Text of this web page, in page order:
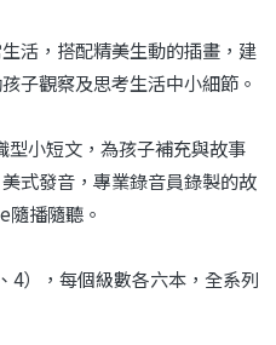
活，搭配精美生動的插畫，建
子觀察及思考生活中小細節。
小短文，為孩子補充與故事
式發音，專業錄音員錄製的故
播隨聽。
），每個級數各六本，全系列